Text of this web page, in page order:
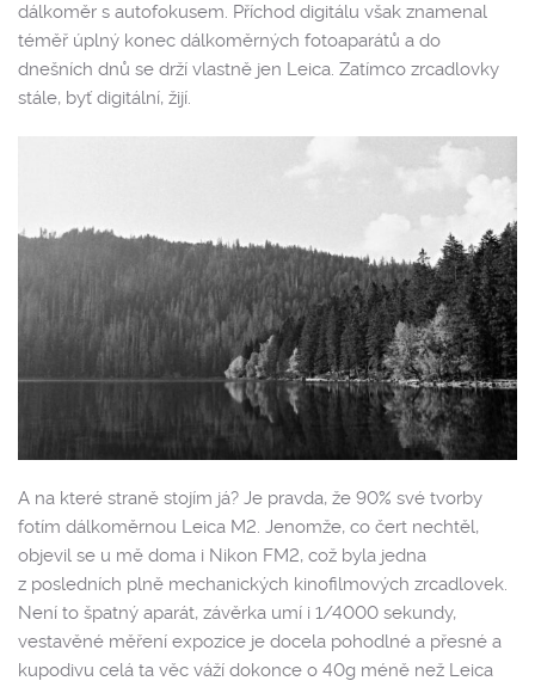
dálkoměr s autofokusem. Příchod digitálu však znamenal
téměř úplný konec dálkoměrných fotoaparátů a do
dnešních dnů se drží vlastně jen Leica. Zatímco zrcadlovky
stále, byť digitální, žijí.
A na které straně stojím já? Je pravda, že 90% své tvorby
fotím dálkoměrnou Leica M2. Jenomže, co čert nechtěl,
objevil se u mě doma i Nikon FM2, což byla jedna
z posledních plně mechanických kinofilmových zrcadlovek.
Není to špatný aparát, závěrka umí i 1/4000 sekundy,
vestavěné měření expozice je docela pohodlné a přesné a
kupodivu celá ta věc váží dokonce o 40g méně než Leica